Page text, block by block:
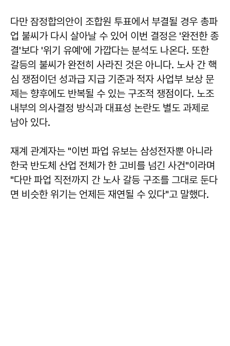
다만 잠정합의안이 조합원 투표에서 부결될 경우 총파
업 불씨가 다시 살아날 수 있어 이번 결정은 '완전한 종
결'보다 '위기 유예'에 가깝다는 분석도 나온다. 또한
갈등의 불씨가 완전히 사라진 것은 아니다. 노사 간 핵
심 쟁점이던 성과급 지급 기준과 적자 사업부 보상 문
제는 향후에도 반복될 수 있는 구조적 쟁점이다. 노조
내부의 의사결정 방식과 대표성 논란도 별도 과제로
남아 있다.
재계 관계자는 "이번 파업 유보는 삼성전자뿐 아니라
한국 반도체 산업 전체가 한 고비를 넘긴 사건"이라며
"다만 파업 직전까지 간 노사 갈등 구조를 그대로 둔다
면 비슷한 위기는 언제든 재연될 수 있다"고 말했다.